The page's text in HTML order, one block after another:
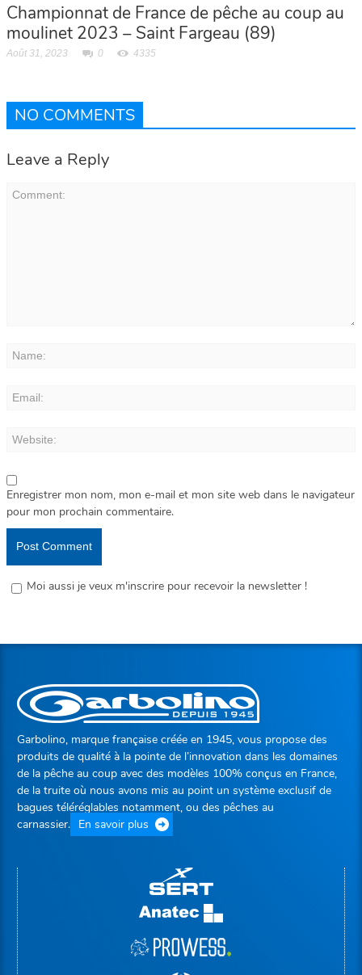
Championnat de France de pêche au coup au
moulinet 2023 – Saint Fargeau (89)
Août 31, 2023 0 4335
NO COMMENTS
Leave a Reply
Enregistrer mon nom, mon e-mail et mon site web dans le navigateur
pour mon prochain commentaire.
Moi aussi je veux m'inscrire pour recevoir la newsletter !
Garbolino, marque française créée en 1945, vous propose des
produits de qualité à la pointe de l’innovation dans les domaines
de la pêche au coup avec des modèles 100% conçus en France,
de la truite où nous avons mis au point un système exclusif de
bagues téléréglables notamment, ou des pêches au
carnassier. En savoir plus